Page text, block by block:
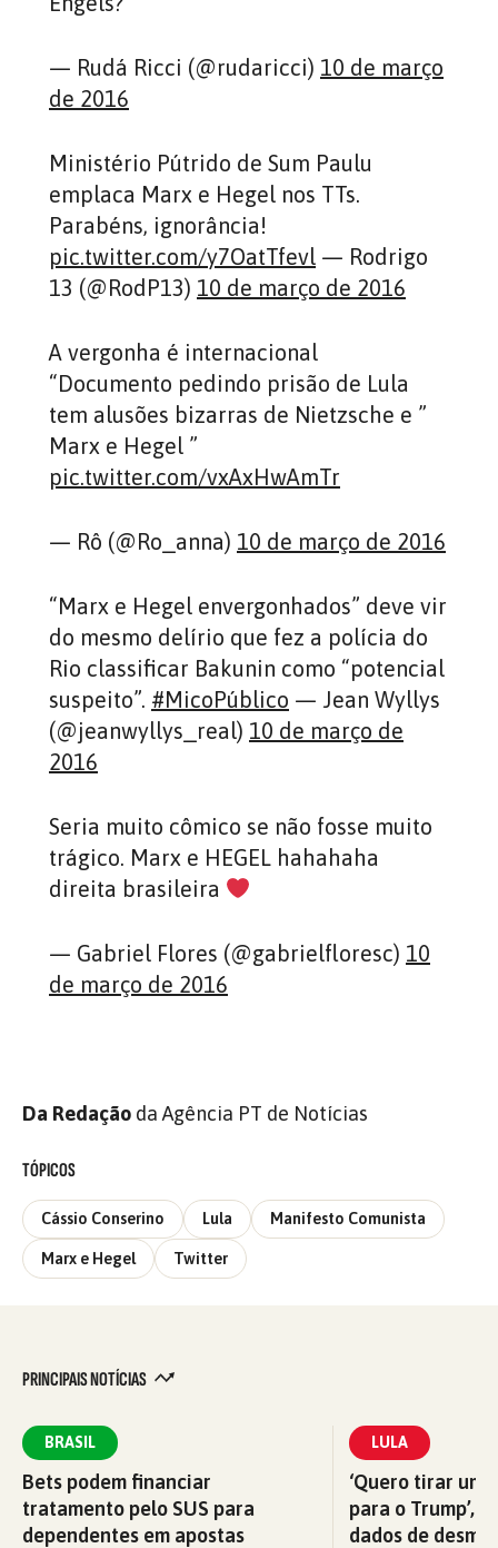
— Rudá Ricci (@rudaricci) 10 de março
de 2016
Ministério Pútrido de Sum Paulu
emplaca Marx e Hegel nos TTs.
Parabéns, ignorância!
pic.twitter.com/y7OatTfevl — Rodrigo
13 (@RodP13) 10 de março de 2016
A vergonha é internacional
“Documento pedindo prisão de Lula
tem alusões bizarras de Nietzsche e ”
Marx e Hegel ”
pic.twitter.com/vxAxHwAmTr
— Rô (@Ro_anna) 10 de março de 2016
“Marx e Hegel envergonhados” deve vir
do mesmo delírio que fez a polícia do
Rio classificar Bakunin como “potencial
suspeito”. #MicoPúblico — Jean Wyllys
(@jeanwyllys_real) 10 de março de
2016
Seria muito cômico se não fosse muito
trágico. Marx e HEGEL hahahaha
direita brasileira
— Gabriel Flores (@gabrielfloresc) 10
de março de 2016
Da Redação da Agência PT de Notícias
TÓPICOS
Cássio Conserino Lula Manifesto Comunista
Marx e Hegel Twitter
PRINCIPAIS NOTÍCIAS
BRASIL
Bets podem financiar
tratamento pelo SUS para
dependentes em apostas
LULA
‘Quero tirar
para o Trump’,
dados de